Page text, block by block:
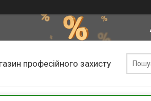
професійного захисту